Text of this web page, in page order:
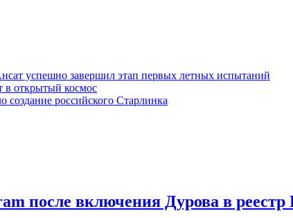
успешно завершил этап первых летных испытаний
в открытый космос
российского Старлинка
после включения Дурова в